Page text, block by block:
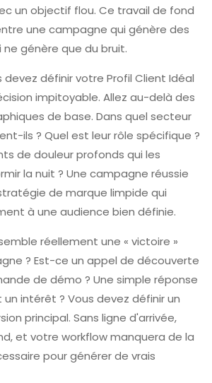
un objectif flou. Ce travail de fond
une campagne qui génère des
génère que du bruit.
devez définir votre Profil Client Idéal
impitoyable. Allez au-delà des
de base. Dans quel secteur
ils ? Quel est leur rôle spécifique ?
de douleur profonds qui les
la nuit ? Une campagne réussie
de marque limpide qui
à une audience bien définie.
réellement une « victoire »
? Est-ce un appel de découverte
de démo ? Une simple réponse
intérêt ? Vous devez définir un
principal. Sans ligne d'arrivée,
et votre workflow manquera de la
pour générer de vrais